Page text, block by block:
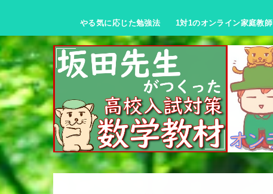
やる気に応じた勉強法 1対1のオンライン家庭教師